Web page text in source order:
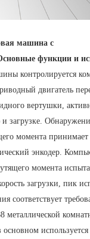
машина с
функции и
контролируется
двигатель
вертушки,
загрузке.
момента принимает
энкодер.
момента
загрузки, пик
соответствует
металлической